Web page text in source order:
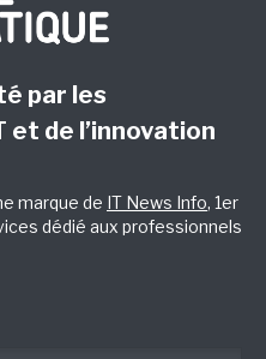
par les
et de l’innovation
marque de IT News Info, 1er
dédié aux professionnels